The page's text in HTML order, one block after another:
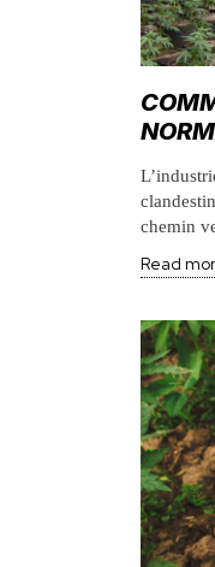
chemin
Read